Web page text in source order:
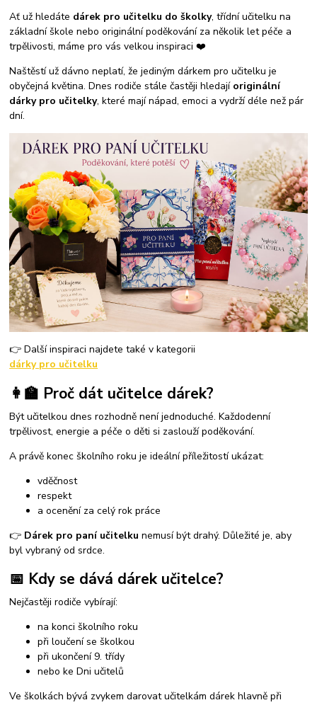
Ať už hledáte dárek pro učitelku do školky, třídní učitelku na
základní škole nebo originální poděkování za několik let péče a
trpělivosti, máme pro vás velkou inspiraci ❤️
Naštěstí už dávno neplatí, že jediným dárkem pro učitelku je
obyčejná květina. Dnes rodiče stále častěji hledají originální
dárky pro učitelky, které mají nápad, emoci a vydrží déle než pár
dní.
👉 Další inspiraci najdete také v kategorii
dárky pro učitelku
👩‍🏫 Proč dát učitelce dárek?
Být učitelkou dnes rozhodně není jednoduché. Každodenní
trpělivost, energie a péče o děti si zaslouží poděkování.
A právě konec školního roku je ideální příležitostí ukázat:
vděčnost
respekt
a ocenění za celý rok práce
👉 Dárek pro paní učitelku nemusí být drahý. Důležité je, aby
byl vybraný od srdce.
📅 Kdy se dává dárek učitelce?
Nejčastěji rodiče vybírají:
na konci školního roku
při loučení se školkou
při ukončení 9. třídy
nebo ke Dni učitelů
Ve školkách bývá zvykem darovat učitelkám dárek hlavně při